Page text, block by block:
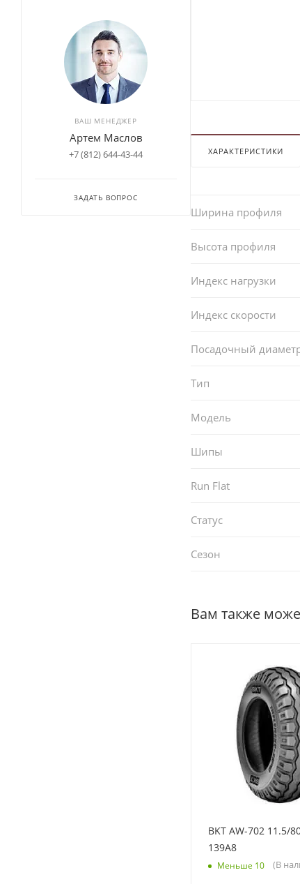
ХАРАКТЕРИСТИКИ
Ширина профиля
Высота профиля
Индекс нагрузки
Индекс скорости
Посадочный
Тип
Модель
Шипы
Run Flat
Статус
Сезон
Вам также
BKT AW-702 11.5/
139A8
Меньше 10 (В
ВАШ МЕНЕДЖЕР
Артем Маслов
+7 (812) 644-43-44
ЗАДАТЬ ВОПРОС